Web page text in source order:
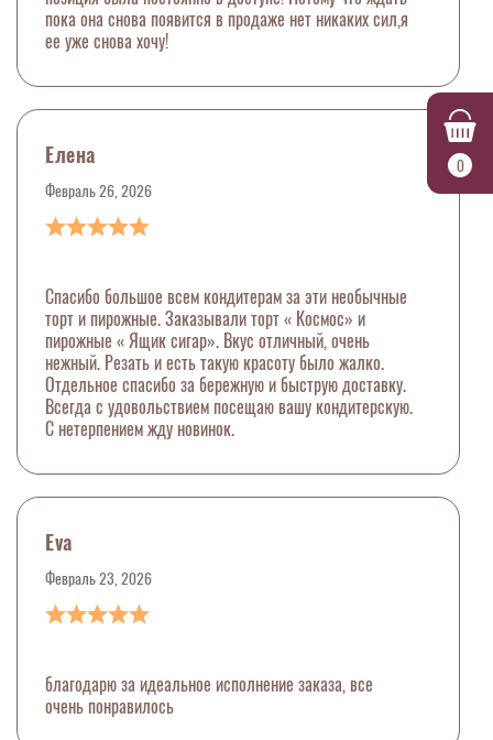
0
пока она снова появится в продаже нет никаких сил,я
ее уже снова хочу!
Елена
Февраль 26, 2026
Спасибо большое всем кондитерам за эти необычные
торт и пирожные. Заказывали торт « Космос» и
пирожные « Ящик сигар». Вкус отличный, очень
нежный. Резать и есть такую красоту было жалко.
Отдельное спасибо за бережную и быструю доставку.
Всегда с удовольствием посещаю вашу кондитерскую.
С нетерпением жду новинок.
Eva
Февраль 23, 2026
благодарю за идеальное исполнение заказа, все
очень понравилось